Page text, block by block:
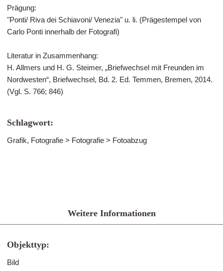
Prägung:
"Ponti/ Riva dei Schiavoni/ Venezia" u. li. (Prägestempel von
Carlo Ponti innerhalb der Fotografi)
Literatur in Zusammenhang:
H. Allmers und H. G. Steimer, „Briefwechsel mit Freunden im
Nordwesten“, Briefwechsel, Bd. 2. Ed. Temmen, Bremen, 2014.
(Vgl. S. 766; 846)
Schlagwort:
Grafik, Fotografie > Fotografie > Fotoabzug
Weitere Informationen
Objekttyp:
Bild